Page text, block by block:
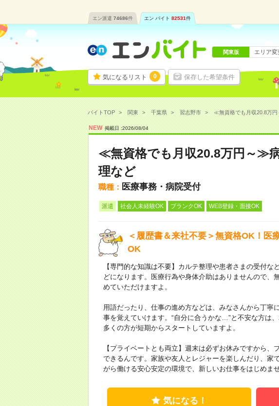
エン派遣 74686件 エン バイト 82531件
気になるリスト 0 保存した希望条件
関東版 エリア変
バイトTOP 関東 千葉県 習志野市 ≪無資格でも月収20.8万円
NEW 掲載日 :2026/08/04
≪無資格でも月収20.8万円～≫
理など
職種： 医療事務・病院受付
派遣 社会人未経験OK ブランクOK WEB登録・面接OK
＜履歴書＆来社不要＞無資格OK！医
OK
【専門的な知識は不要】カルテ整理や患者さまの受付
どになります。医療行為や身体介助はありませんので、
めていただけますよ。
用語だったり、仕事の進め方などは、みなさんから丁寧
事を覚えていけます。“自分に合うかな…”と不安な方は
多くの方が短期からスタートしていますよ。
【プライベートとも両立】週末は必ずお休みですから
できるんです。家族や友人とレジャーを楽しんだり、
がら働ける安心安定の環境で、新しいお仕事をはじめま
気になる！